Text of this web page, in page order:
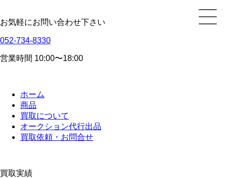
お気軽にお問い合わせ下さい
052-734-8330
営業時間 10:00〜18:00
ホーム
商品
買取について
オークション代行出品
買取依頼・お問合せ
買取実績